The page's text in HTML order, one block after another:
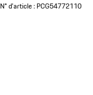
N° d'article :PCG54772110